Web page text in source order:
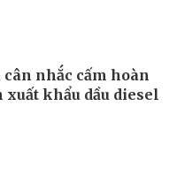
cân nhắc cấm hoàn
xuất khẩu dầu diesel